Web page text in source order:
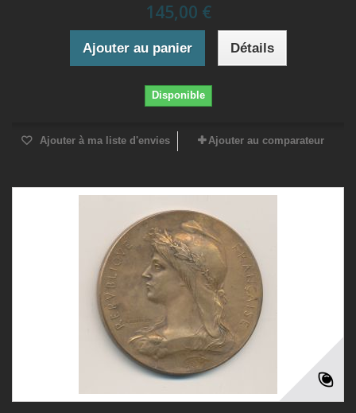
145,00 €
Ajouter au panier Détails
Disponible
Ajouter à ma liste d'envies Ajouter au comparateur